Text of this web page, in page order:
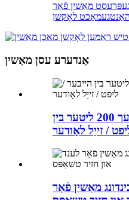
געפּרעסט מאַשין פֿאַר
אַנדערע עסן מאַשין
אויטאָמאַטיש באַוועגלעך 200 ליטער בין
/ זייַל לאָודער
מאַשין פֿאַר